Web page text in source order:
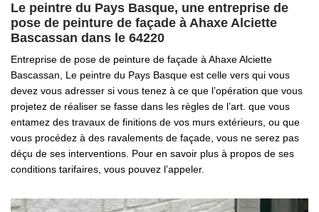
Le peintre du Pays Basque, une entreprise de
pose de peinture de façade à Ahaxe Alciette
Bascassan dans le 64220
Entreprise de pose de peinture de façade à Ahaxe Alciette
Bascassan, Le peintre du Pays Basque est celle vers qui vous
devez vous adresser si vous tenez à ce que l’opération que vous
projetez de réaliser se fasse dans les règles de l’art. que vous
entamez des travaux de finitions de vos murs extérieurs, ou que
vous procédez à des ravalements de façade, vous ne serez pas
déçu de ses interventions. Pour en savoir plus à propos de ses
conditions tarifaires, vous pouvez l’appeler.